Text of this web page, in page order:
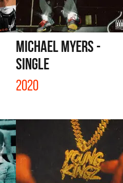
MICHAEL MYERS -
SINGLE
2020